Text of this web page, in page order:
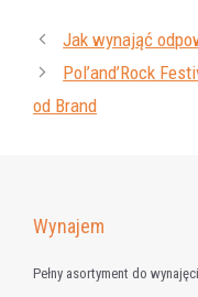
Jak wynająć
Pol’and’Rock
od Brand
Wynajem
Pełny asortyment do